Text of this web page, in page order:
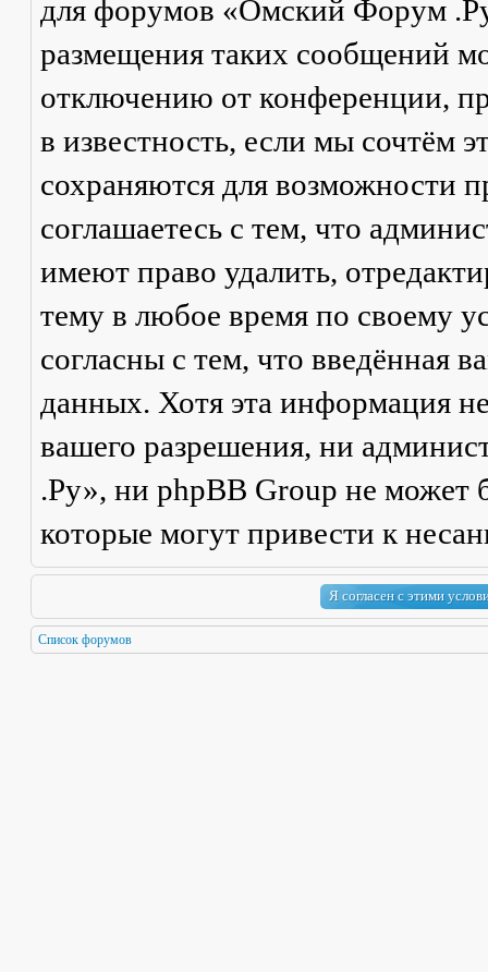
для форумов «Омский Форум
размещения таких сообщений
отключению от конференции,
в известность, если мы сочтём
сохраняются для возможности
соглашаетесь с тем, что
имеют право удалить,
тему в любое время по своему
согласны с тем, что введённая
данных. Хотя эта информация
вашего разрешения, ни
.Ру», ни phpBB Group не может
которые могут привести к
Список форумов